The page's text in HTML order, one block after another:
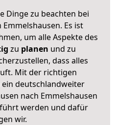
Dinge zu beachten bei
Es ist
um alle Aspekte des
zu planen und zu
dass alles
Mit der richtigen
deutschlandweiter
nach Emmelshausen
werden und dafür
wir.